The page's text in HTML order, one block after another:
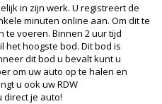
in zijn werk. U registreert de
minuten online aan. Om dit te
te voeren. Binnen 2 uur tijd
het hoogste bod. Dit bod is
dit bod u bevalt kunt u
om uw auto op te halen en
u ook uw RDW
direct je auto!